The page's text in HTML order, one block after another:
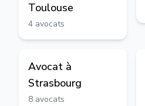
Toulouse
4 avocats
Avocat à
Strasbourg
8 avocats